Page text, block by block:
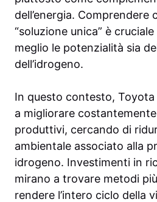
dell’energia. Comprendere
“soluzione unica” è
meglio le potenzialità sia
dell’idrogeno.
In questo contesto,
a migliorare
produttivi, cercando di
ambientale associato alla
idrogeno. Investimenti in
mirano a trovare metodi
rendere l’intero ciclo della